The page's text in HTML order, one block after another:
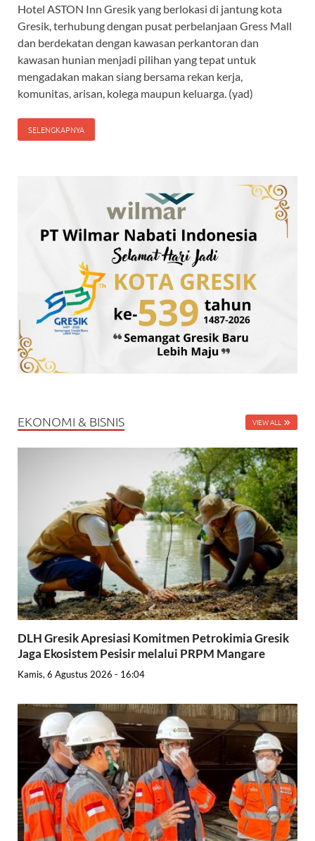
Hotel ASTON Inn Gresik yang berlokasi di jantung kota
Gresik, terhubung dengan pusat perbelanjaan Gress Mall
dan berdekatan dengan kawasan perkantoran dan
kawasan hunian menjadi pilihan yang tepat untuk
mengadakan makan siang bersama rekan kerja,
komunitas, arisan, kolega maupun keluarga. (yad)
SELENGKAPNYA
EKONOMI & BISNIS VIEW ALL
DLH Gresik Apresiasi Komitmen Petrokimia Gresik
Jaga Ekosistem Pesisir melalui PRPM Mangare
Kamis, 6 Agustus 2026 - 16:04